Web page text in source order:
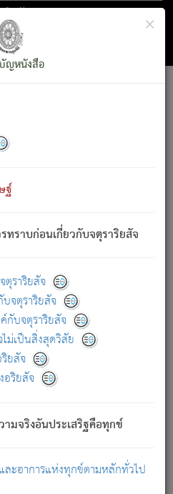
ริยสัจ
สารบัญ×
ญหนังสือ
ฐ์
ราบก่อนเกี่ยวกับจตุราริยสัจ
ราริยสัจ
จตุราริยสัจ
กับจตุราริยสัจ
ม่เป็นสิ่งสุดวิสัย
ยสัจ
อริยสัจ
มจริงอันประเสริฐคือทุกข์
ะอาการแห่งทุกข์ตามหลักทั่วไป
นแล้ว มีผัสสะบังหน้า
ประการใด แต่สิ่งนั้นย่อมเป็น
จากที่เขาสำคัญนั้น
ภพบังหน้าแล้ว มีภพโดยความ
ง) จึงได้เพลิดเพลินยิ่งนักในภพ
สิ่งนั้นเป็นภัย (ที่เขาไม่รู้จัก)
ระพฤติ ก็เพื่อการละขาดซึ่ง
กล่าวความหลุดพ้นจากภพว่า
ณะหรือพราหมณ์ทั้งปวงนั้น
ล่าวว่า สมณะหรือพราหมณ์ทั้ง
.
อุปธิทั้งปวง.
านทั้งปวง ความเกิดขึ้นแห่ง